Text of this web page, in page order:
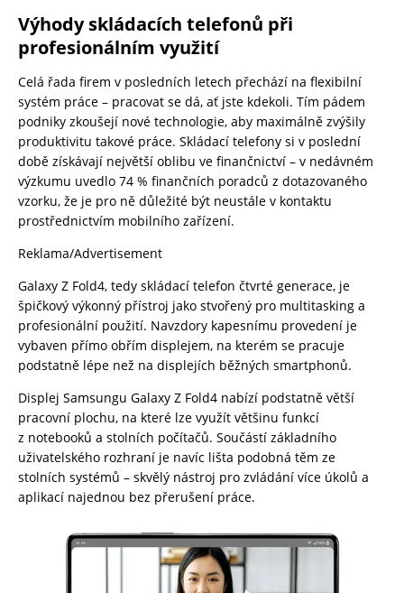
Výhody skládacích telefonů při
profesionálním využití
Celá řada firem v posledních letech přechází na flexibilní
systém práce – pracovat se dá, ať jste kdekoli. Tím pádem
podniky zkoušejí nové technologie, aby maximálně zvýšily
produktivitu takové práce. Skládací telefony si v poslední
době získávají největší oblibu ve finančnictví – v nedávném
výzkumu uvedlo 74 % finančních poradců z dotazovaného
vzorku, že je pro ně důležité být neustále v kontaktu
prostřednictvím mobilního zařízení.
Reklama/Advertisement
Galaxy Z Fold4, tedy skládací telefon čtvrté generace, je
špičkový výkonný přístroj jako stvořený pro multitasking a
profesionální použití. Navzdory kapesnímu provedení je
vybaven přímo obřím displejem, na kterém se pracuje
podstatně lépe než na displejích běžných smartphonů.
Displej Samsungu Galaxy Z Fold4 nabízí podstatně větší
pracovní plochu, na které lze využít většinu funkcí
z notebooků a stolních počítačů. Součástí základního
uživatelského rozhraní je navíc lišta podobná těm ze
stolních systémů – skvělý nástroj pro zvládání více úkolů a
aplikací najednou bez přerušení práce.